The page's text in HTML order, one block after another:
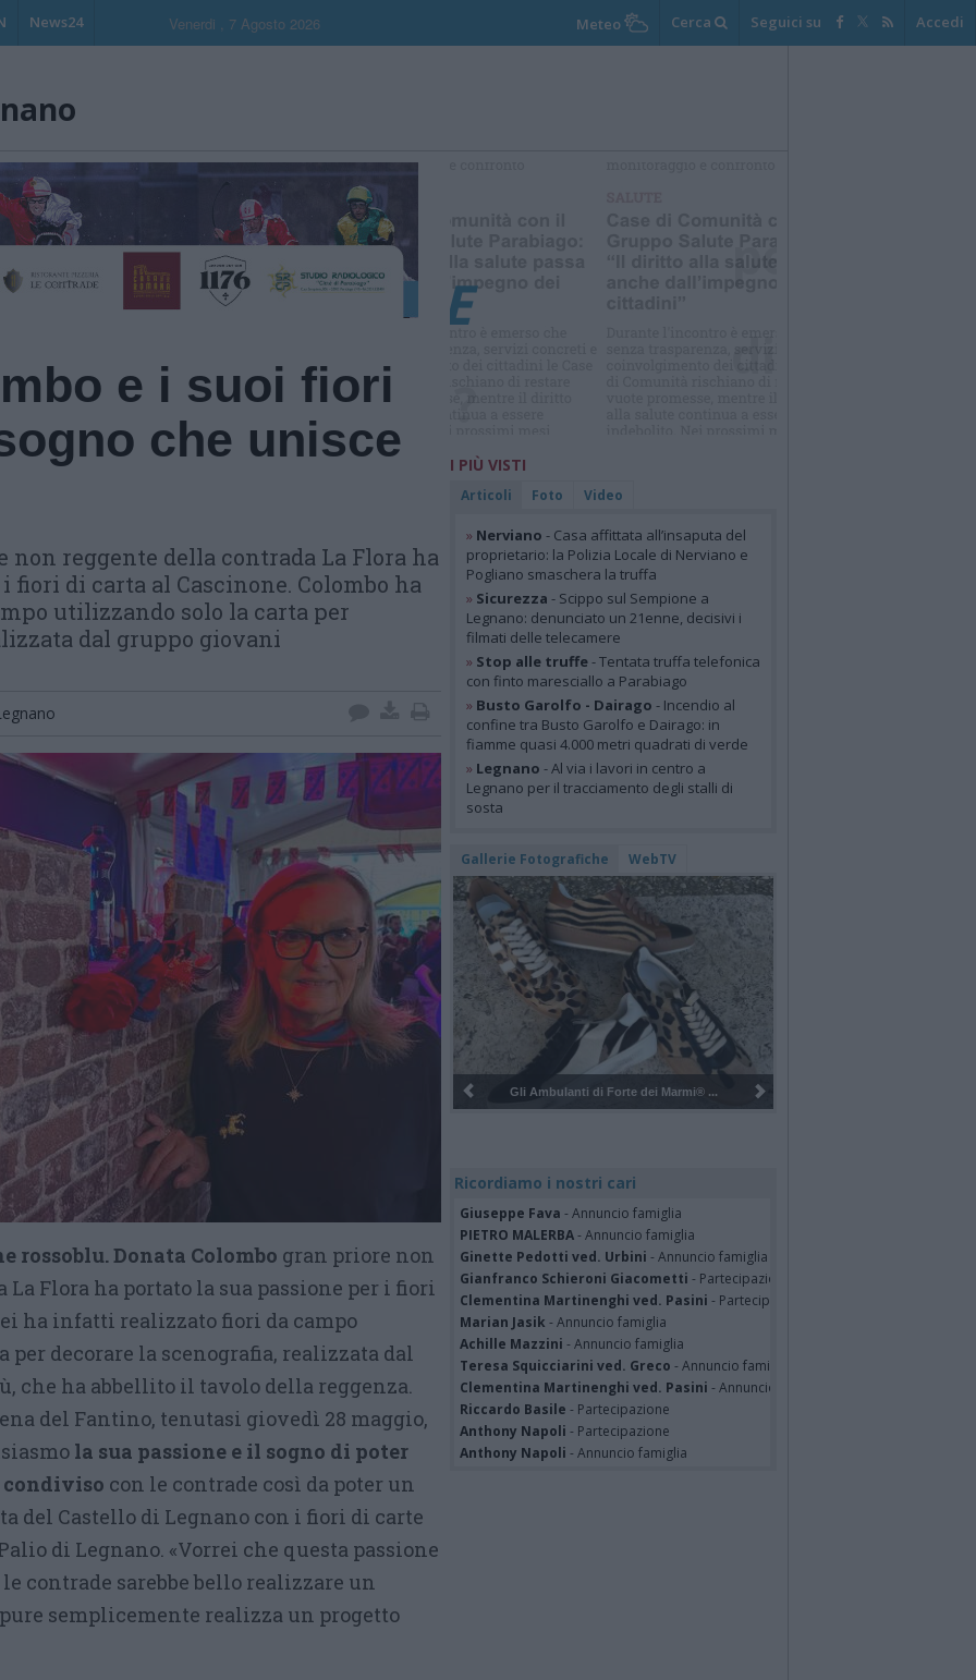
News24 Venerdi , 7 Agosto 2026 Meteo Cerca Seguici su Accedi
e i suoi fiori
che unisce
non reggente della contrada La Flora ha
fiori di carta al Cascinone. Colombo ha
utilizzando solo la carta per
dal gruppo giovani
rossoblu. Donata Colombo gran priore non
Flora ha portato la sua passione per i fiori
ha infatti realizzato fiori da campo
decorare la scenografia, realizzata dal
che ha abbellito il tavolo della reggenza.
del Fantino, tenutasi giovedì 28 maggio,
la sua passione e il sogno di poter
condiviso con le contrade così da poter un
del Castello di Legnano con i fiori di carte
di Legnano. «Vorrei che questa passione
contrade sarebbe bello realizzare un
semplicemente realizza un progetto
I PIÙ VISTI
Articoli Foto Video
» Nerviano - Casa affittata all’insaputa del
proprietario: la Polizia Locale di Nerviano e
Pogliano smaschera la truffa
» Sicurezza - Scippo sul Sempione a
Legnano: denunciato un 21enne, decisivi i
filmati delle telecamere
» Stop alle truffe- Tentata truffa telefonica
con finto maresciallo a Parabiago
» Busto Garolfo - Dairago - Incendio al
confine tra Busto Garolfo e Dairago: in
fiamme quasi 4.000 metri quadrati di verde
» Legnano - Al via i lavori in centro a
Legnano per il tracciamento degli stalli di
sosta
Gallerie Fotografiche WebTV
Pulizia del bosco del Rugareto a ...
Ricordiamo i nostri cari
Giuseppe Fava - Annuncio famiglia
PIETRO MALERBA- Annuncio famiglia
Ginette Pedotti ved. Urbini - Annuncio famiglia
Gianfranco Schieroni Giacometti - Partecipazione
Clementina Martinenghi ved. Pasini - Partecipazione
Marian Jasik - Annuncio famiglia
Achille Mazzini - Annuncio famiglia
Teresa Squicciarini ved. Greco - Annuncio famiglia
Clementina Martinenghi ved. Pasini - Annuncio famiglia
Riccardo Basile - Partecipazione
Anthony Napoli - Partecipazione
Anthony Napoli - Annuncio famiglia